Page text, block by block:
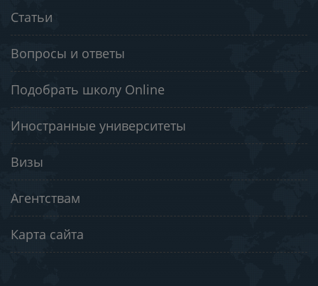
Статьи
Вопросы и ответы
Подобрать школу Online
Иностранные университеты
Визы
Агентствам
Карта сайта